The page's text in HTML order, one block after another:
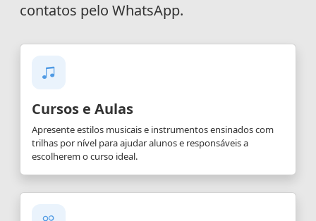
contatos pelo WhatsApp.
Cursos e Aulas
Apresente estilos musicais e instrumentos ensinados com
trilhas por nível para ajudar alunos e responsáveis a
escolherem o curso ideal.